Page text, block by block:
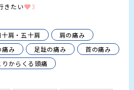
きたい 3
肩・五十肩
肩の痛み
痛み 足趾の痛み
首の痛み
りからくる頭痛